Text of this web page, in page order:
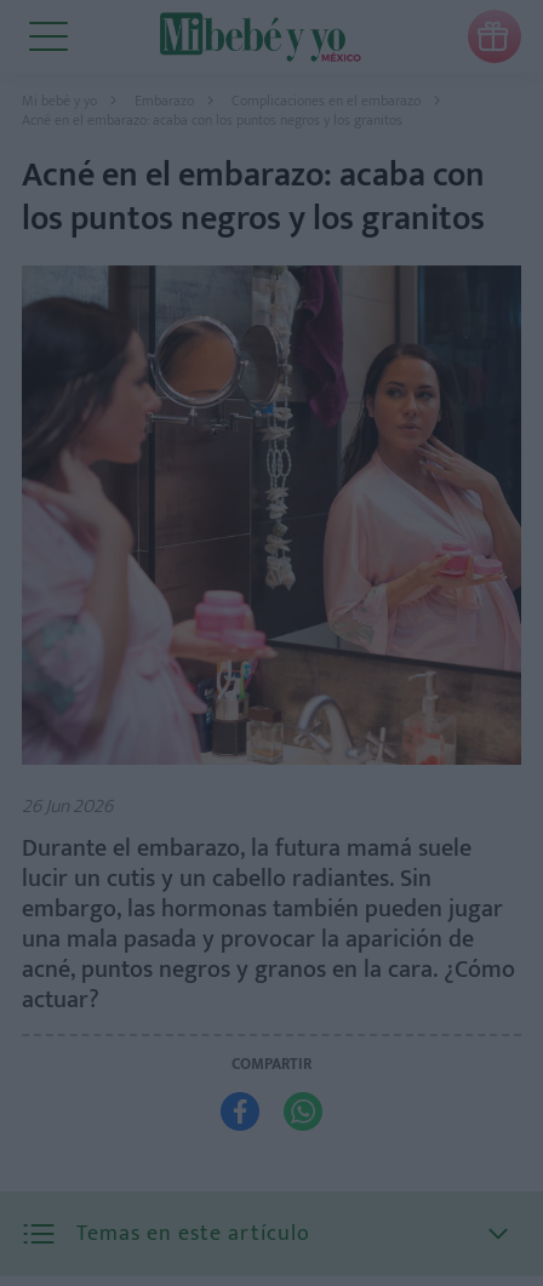

Mi bebé y yo Embarazo
Acné en el embarazo: acaba con los puntos negros y los granitos
Acné en el embarazo: acaba con
los puntos negros y los granitos
26 Jun 2026
Durante el embarazo, la futura mamá suele
lucir un cutis y un cabello radiantes. Sin
embargo, las hormonas también pueden jugar
una mala pasada y provocar la aparición de
acné, puntos negros y granos en la cara. ¿Cómo
actuar?
COMPARTIR
 
Temas en este artículo